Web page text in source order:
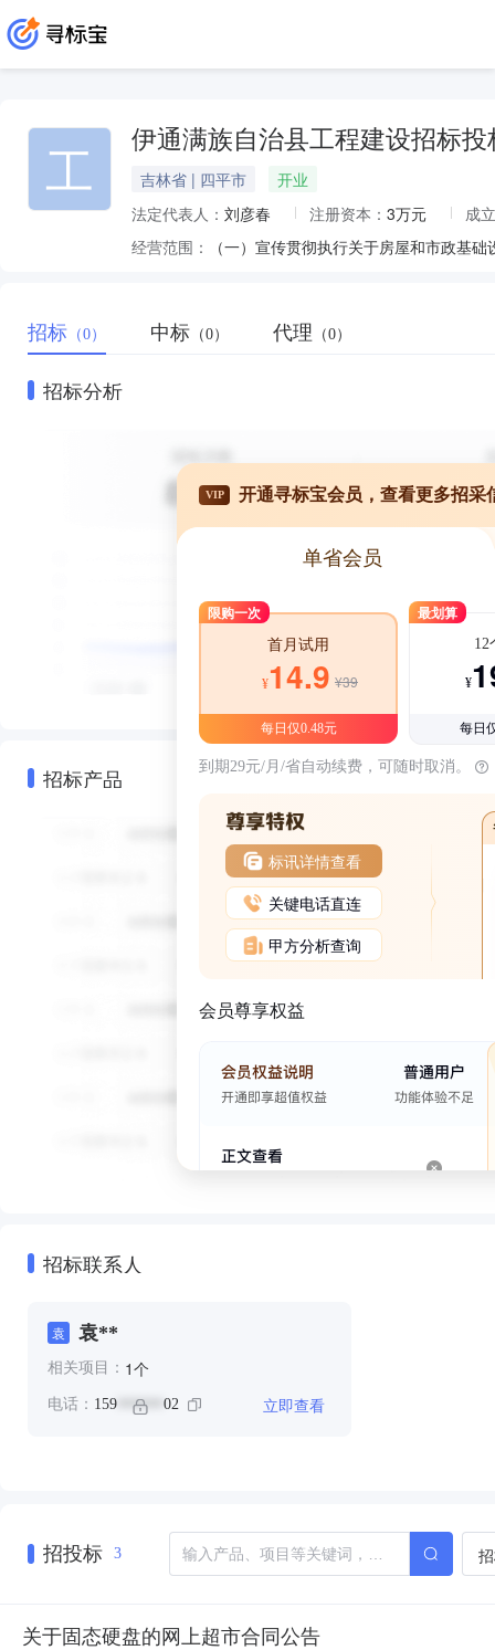
工 伊通满族自治县工程建设招标投
吉林省 | 四平市
开业
法定代表人： 刘彦春 注册资本： 3万元
成
经营范围：
招标 （0） 中标 （0） 代理 （0）
招标分析
招标产品
VIP 开通寻标宝会员，查看更多招采
单省会员
限购一次
首月试用
¥14.9 ¥39
每日仅0.48元
最划算
12
¥
每日
到期29元/月/省自动续费，可随时取消。
标讯详情查看
关键电话直连
甲方分析查询
会员尊享权益
招标联系人
袁 袁**
相关项目： 1个
电话： 159 ****** 02 立即查看
招投标 3
关于固态硬盘的网上超市合同公告